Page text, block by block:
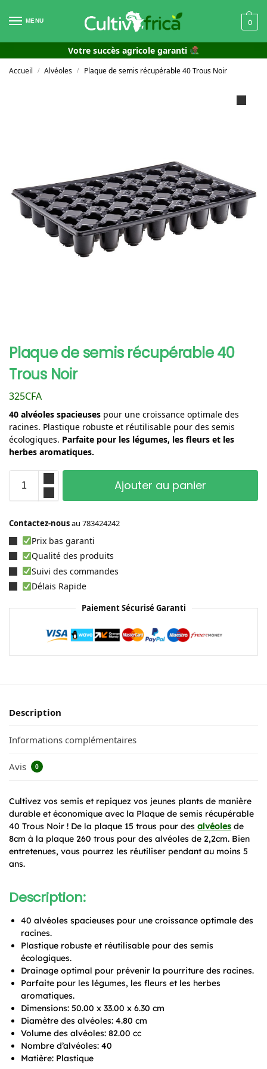
MENU 0
Votre succès agricole garanti
Accueil / Alvéoles / Plaque de semis récupérable 40 Trous Noir
Plaque de semis récupérable 40
Trous Noir
325CFA
40 alvéoles spacieuses pour une croissance optimale des
racines. Plastique robuste et réutilisable pour des semis
écologiques. Parfaite pour les légumes, les fleurs et les
herbes aromatiques.
Ajouter au panier
Contactez-nousau 783424242
Prix bas garanti
Qualité des produits
Suivi des commandes
Délais Rapide
Paiement Sécurisé Garanti
Description
Informations complémentaires
Avis 0
Cultivez vos semis et repiquez vos jeunes plants de manière
durable et économique avec la Plaque de semis récupérable
40 Trous Noir ! De la plaque 15 trous pour des alvéoles de
8cm à la plaque 260 trous pour des alvéoles de 2,2cm. Bien
entretenues, vous pourrez les réutiliser pendant au moins 5
ans.
Description:
40 alvéoles spacieuses pour une croissance optimale des
racines.
Plastique robuste et réutilisable pour des semis
écologiques.
Drainage optimal pour prévenir la pourriture des racines.
Parfaite pour les légumes, les fleurs et les herbes
aromatiques.
Dimensions: 50.00 x 33.00 x 6.30 cm
Diamètre des alvéoles: 4.80 cm
Volume des alvéoles: 82.00 cc
Nombre d’alvéoles: 40
Matière: Plastique